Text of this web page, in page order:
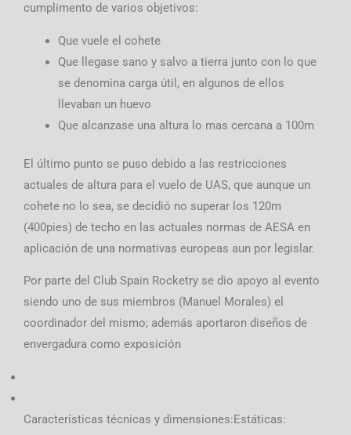
cumplimento de varios objetivos:
Que vuele el cohete
Que llegase sano y salvo a tierra junto con lo que
se denomina carga útil, en algunos de ellos
llevaban un huevo
Que alcanzase una altura lo mas cercana a 100m
El último punto se puso debido a las restricciones
actuales de altura para el vuelo de UAS, que aunque un
cohete no lo sea, se decidió no superar los 120m
(400pies) de techo en las actuales normas de AESA en
aplicación de una normativas europeas aun por legislar.
Por parte del Club Spain Rocketry se dio apoyo al evento
siendo uno de sus miembros (Manuel Morales) el
coordinador del mismo; además aportaron diseños de
envergadura como exposición
Características técnicas y dimensiones:Estáticas: